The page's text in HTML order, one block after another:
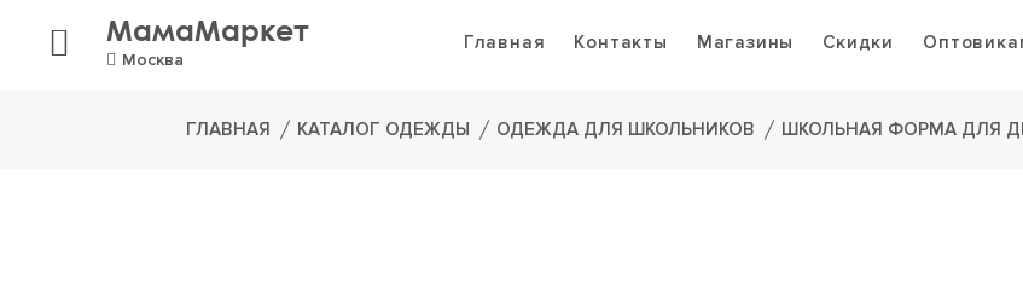
МамаМаркет
Москва
Главная Контакты Магазины Скидки
ГЛАВНАЯ КАТАЛОГ ОДЕЖДЫ ОДЕЖДА ДЛЯ ШКОЛЬНИКОВ ШКОЛЬНАЯ ФОРМА ДЛЯ